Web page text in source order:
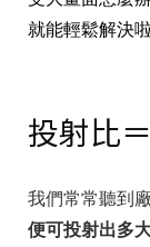
就能輕鬆解決啦
投射比＝
我們常常聽到
便可投射出多